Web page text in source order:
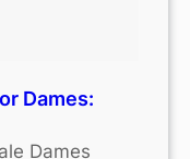
Dames:
Dames